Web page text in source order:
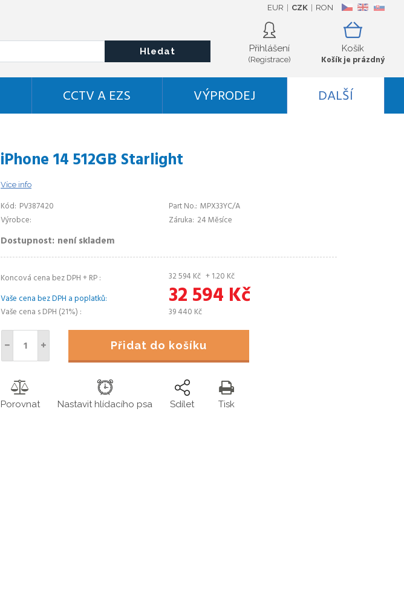
CZ EN SK
EUR CZK RON
Košík
Košík je prázdný
Přihlášení
(Registrace)
Hledat
CCTV A EZS VÝPRODEJ DALŠÍ
iPhone 14 512GB Starlight
Více info
Kód PV387420 Part No. MPX33YC/A
Výrobce
Záruka 24 Měsíce
Dostupnost není skladem
Koncová cena bez DPH + RP 32 594 Kč + 1.20 Kč
Vaše cena bez DPH a poplatků
32 594 Kč
Vaše cena s DPH (21%) 39 440 Kč
Přidat do košíku
Porovnat Nastavit hlídacího psa Sdílet Tisk